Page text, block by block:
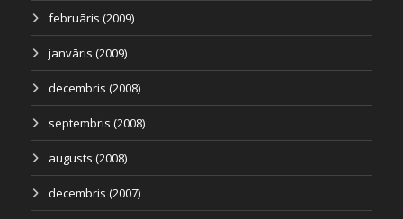
februāris (2009)
janvāris (2009)
decembris (2008)
septembris (2008)
augusts (2008)
decembris (2007)